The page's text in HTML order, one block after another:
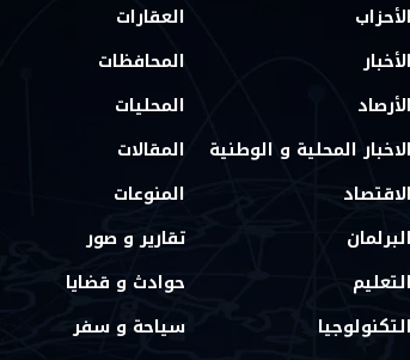
الأحزاب
الأخبار
الأرصاد
الاخبار المحلية و الوطنية
الاقتصاد
البرلمان
التعليم
التكنولوجيا
العقارات
المحافظات
المحليات
المقالات
المنوعات
تقارير و صور
حوادث و قضايا
سياحة و سفر